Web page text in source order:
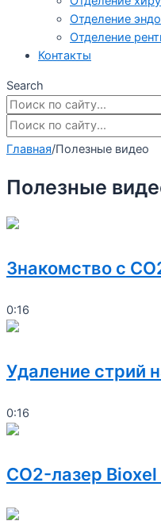
Отделение
Отделение
Контакты
Search
Главная/Полезные видео
Полезные
Знакомство с
0:16
Удаление стрий
0:16
CO2-лазер Bioxel